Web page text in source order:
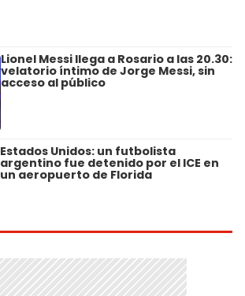
Lionel Messi llega a Rosario a las 20.30:
velatorio íntimo de Jorge Messi, sin
acceso al público
Estados Unidos: un futbolista
argentino fue detenido por el ICE en
un aeropuerto de Florida